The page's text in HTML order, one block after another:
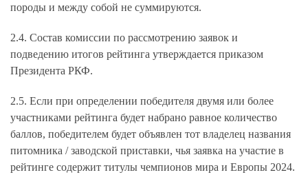
породы и между собой не суммируются.
2.4. Состав комиссии по рассмотрению заявок и
подведению итогов рейтинга утверждается приказом
Президента РКФ.
2.5. Если при определении победителя двумя или более
участниками рейтинга будет набрано равное количество
баллов, победителем будет объявлен тот владелец названия
питомника / заводской приставки, чья заявка на участие в
рейтинге содержит титулы чемпионов мира и Европы 2024.